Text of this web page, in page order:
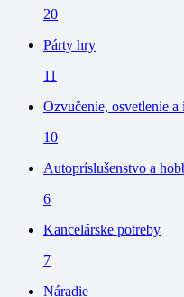
20
Párty hry
11
Ozvučenie, osvetlenie a
10
Autopríslušenstvo a
6
Kancelárske potreby
7
Náradie